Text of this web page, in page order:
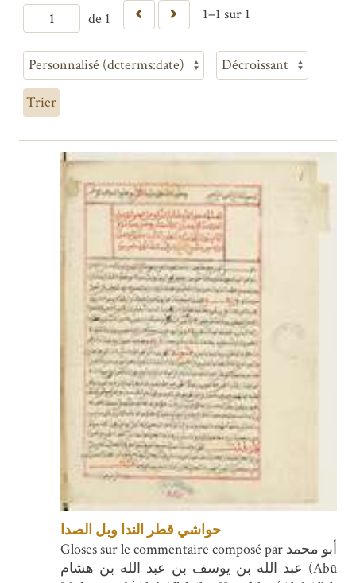
de 1 1–1 sur 1
Trier
حواشي قطر الندا وبل الصدا
Gloses sur le commentaire composé par أبو محمد
عبد الله بن يوسف بن عبد الله بن هشام (Abū